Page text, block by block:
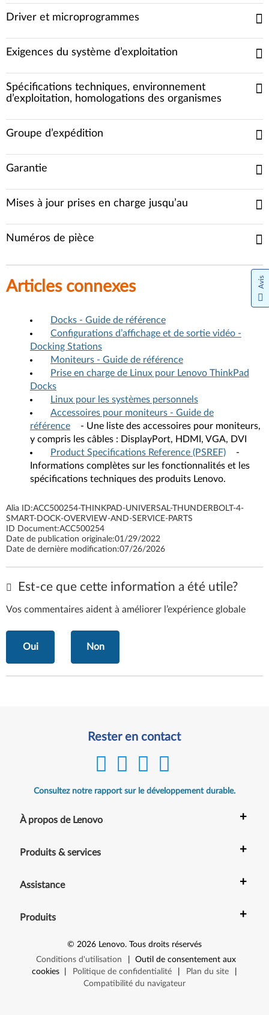
Driver et microprogrammes
Exigences du système d’exploitation
Spécifications techniques, environnement
d’exploitation, homologations des organismes
Groupe d’expédition
Garantie
Mises à jour prises en charge jusqu’au
Numéros de pièce
Articles connexes
Docks - Guide de référence
Configurations d’affichage et de sortie vidéo -
Docking Stations
Moniteurs - Guide de référence
Prise en charge de Linux pour Lenovo ThinkPad
Docks
Linux pour les systèmes personnels
Accessoires pour moniteurs - Guide de
référence
- Une liste des accessoires pour moniteurs,
y compris les câbles : DisplayPort, HDMI, VGA, DVI
Product Specifications Reference (PSREF)
-
Informations complètes sur les fonctionnalités et les
spécifications techniques des produits Lenovo.
Alia ID:ACC500254-THINKPAD-UNIVERSAL-THUNDERBOLT-4-
SMART-DOCK-OVERVIEW-AND-SERVICE-PARTS
ID Document:ACC500254
Date de publication originale:01/29/2022
Date de dernière modification:07/26/2026
Est-ce que cette information a été utile?
Vos commentaires aident à améliorer l’expérience globale
Oui Non
Rester en contact
Consultez notre rapport sur le développement durable.
À propos de Lenovo +
Produits & services +
Assistance +
Produits +
© 2026 Lenovo. Tous droits réservés
Conditions d'utilisation
Outil de consentement aux
cookies
Politique de confidentialité Plan du site
Compatibilité du navigateur
Avis